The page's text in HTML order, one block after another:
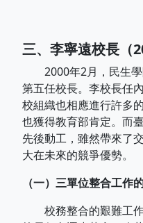
三、李寧遠校長（
2000年2月，民生學
第五任校長。李校長任
校組織也相應進行許多
也獲得教育部肯定。而
先後動工，雖然帶來了
大在未來的競爭優勢。
（一）三單位整合工作
校務整合的艱難工作